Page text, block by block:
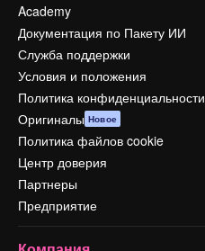
Academy
Документация по Пакету ИИ
Служба поддержки
Условия и положения
Политика конфиденциальности
Оригиналы Новое
Политика файлов cookie
Центр доверия
Партнеры
Предприятие